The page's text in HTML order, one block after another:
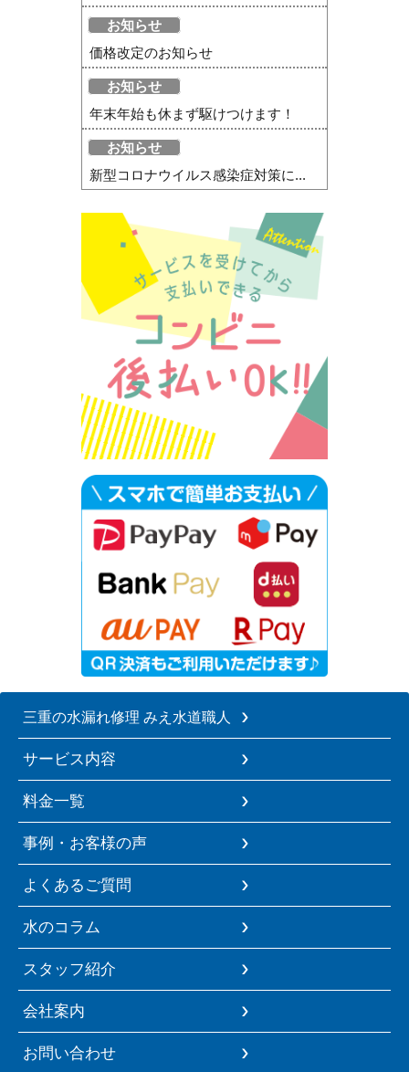
お知らせ
価格改定のお知らせ
お知らせ
年末年始も休まず駆けつけます！
お知らせ
新型コロナウイルス感染症対策に...
三重の水漏れ修理 みえ水道職人
サービス内容
料金一覧
事例・お客様の声
よくあるご質問
水のコラム
スタッフ紹介
会社案内
お問い合わせ